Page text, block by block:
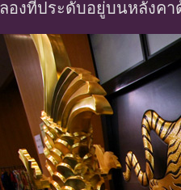
องที่ประดับอยู่บนหลังคา